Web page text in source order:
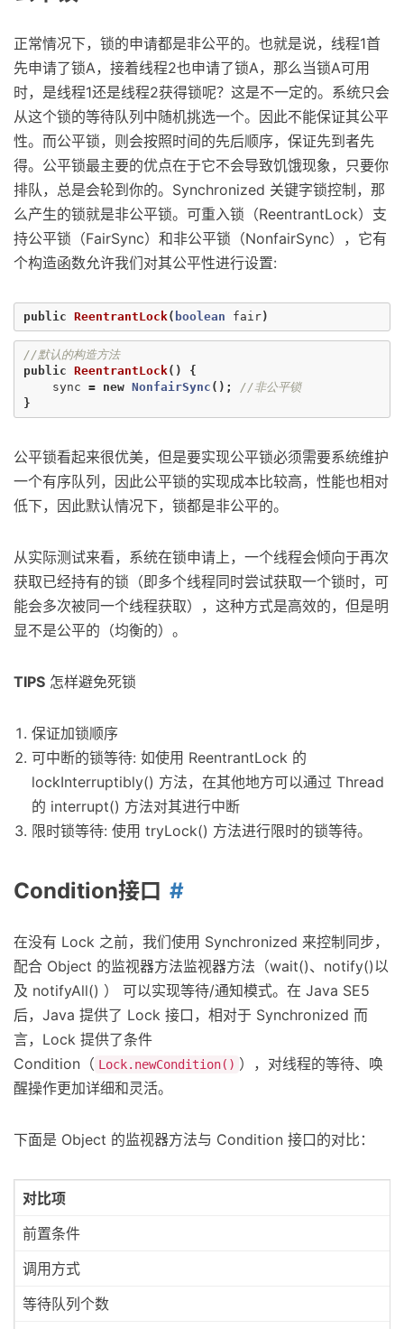
正常情况下，锁的申请都是非公平的。也就是说，线程1首
先申请了锁A，接着线程2也申请了锁A，那么当锁A可用
时，是线程1还是线程2获得锁呢？这是不一定的。系统只会
从这个锁的等待队列中随机挑选一个。因此不能保证其公平
性。而公平锁，则会按照时间的先后顺序，保证先到者先
得。公平锁最主要的优点在于它不会导致饥饿现象，只要你
排队，总是会轮到你的。Synchronized 关键字锁控制，那
么产生的锁就是非公平锁。可重入锁（ReentrantLock）支
持公平锁（FairSync）和非公平锁（NonfairSync），它有
个构造函数允许我们对其公平性进行设置:
public ReentrantLock( boolean fair)
//默认的构造方法
public ReentrantLock()
{
sync = new NonfairSync ();
//非公平锁
}
公平锁看起来很优美，但是要实现公平锁必须需要系统维护
一个有序队列，因此公平锁的实现成本比较高，性能也相对
低下，因此默认情况下，锁都是非公平的。
从实际测试来看，系统在锁申请上，一个线程会倾向于再次
获取已经持有的锁（即多个线程同时尝试获取一个锁时，可
能会多次被同一个线程获取），这种方式是高效的，但是明
显不是公平的（均衡的）。
TIPS 怎样避免死锁
保证加锁顺序
可中断的锁等待: 如使用 ReentrantLock 的
lockInterruptibly() 方法，在其他地方可以通过 Thread
的 interrupt() 方法对其进行中断
限时锁等待: 使用 tryLock() 方法进行限时的锁等待。
Condition接口
在没有 Lock 之前，我们使用 Synchronized 来控制同步，
配合 Object 的监视器方法监视器方法（wait()、notify()以
及 notifyAll() ） 可以实现等待/通知模式。在 Java SE5
后，Java 提供了 Lock 接口，相对于 Synchronized 而
言，Lock 提供了条件
Condition（ Lock.newCondition() ），对线程的等待、唤
醒操作更加详细和灵活。
下面是 Object 的监视器方法与 Condition 接口的对比：
对比项
前置条件
调用方式
等待队列个数